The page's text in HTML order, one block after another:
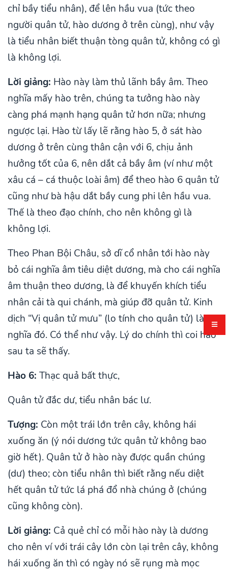
chỉ bầy tiểu nhân), để lên hầu vua (tức theo
người quân tử, hào dương ở trên cùng), như vậy
là tiểu nhân biết thuận tòng quân tử, không có gì
là không lợi.
Lời giảng: Hào này làm thủ lãnh bầy âm. Theo
nghĩa mấy hào trên, chúng ta tưởng hào này
càng phá mạnh hạng quân tử hơn nữa; nhưng
ngược lại. Hào từ lấy lẽ rằng hào 5, ở sát hào
dương ở trên cùng thân cận với 6, chịu ảnh
hưởng tốt của 6, nên dắt cả bầy âm (ví như một
xâu cá – cá thuộc loài âm) để theo hào 6 quân tử
cũng như bà hậu dắt bầy cung phi lên hầu vua.
Thế là theo đạo chính, cho nên không gì là
không lợi.
Theo Phan Bội Châu, sở dĩ cổ nhân tới hào này
bỏ cái nghĩa âm tiêu diệt dương, mà cho cái nghĩa
âm thuận theo dương, là để khuyến khích tiểu
nhân cải tà qui chánh, mà giúp đỡ quân tử. Kinh
dịch “Vị quân tử mưu” (lo tính cho quân tử) là
nghĩa đó. Có thể như vậy. Lý do chính thì coi hào
sau ta sẽ thấy.
Hào 6: Thạc quả bất thực,
Quân tử đắc dư, tiểu nhân bác lư.
Tượng: Còn một trái lớn trên cây, không hái
xuống ăn (ý nói dương tức quân tử không bao
giờ hết). Quân tử ở hào này được quần chúng
(dư) theo; còn tiểu nhân thì biết rằng nếu diệt
hết quân tử tức lá phá đổ nhà chúng ở (chúng
cũng không còn).
Lời giảng: Cả quẻ chỉ có mỗi hào này là dương
cho nên ví với trái cây lớn còn lại trên cây, không
hái xuống ăn thì có ngày nó sẽ rụng mà mọc